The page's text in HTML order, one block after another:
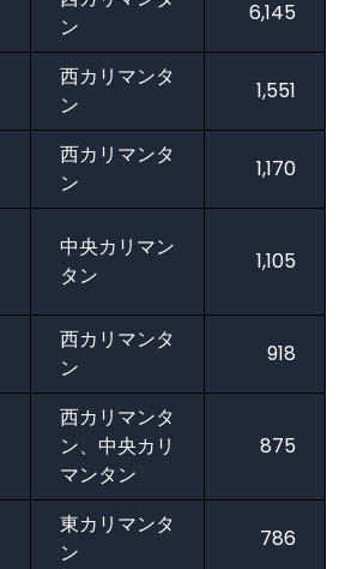
ン
6,145
西カリマンタ
ン
1,551
西カリマンタ
ン
1,170
中央カリマン
タン
1,105
西カリマンタ
ン
918
西カリマンタ
ン、中央カリ
マンタン
875
東カリマンタ
ン
786